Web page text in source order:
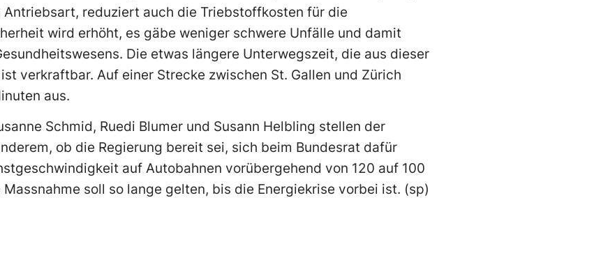
Antriebsart, reduziert auch die Triebstoffkosten für die
wird erhöht, es gäbe weniger schwere Unfälle und damit
Die etwas längere Unterwegszeit, die aus dieser
verkraftbar. Auf einer Strecke zwischen St. Gallen und Zürich
aus.
Schmid, Ruedi Blumer und Susann Helbling stellen der
ob die Regierung bereit sei, sich beim Bundesrat dafür
auf Autobahnen vorübergehend von 120 auf 100
soll so lange gelten, bis die Energiekrise vorbei ist. (sp)